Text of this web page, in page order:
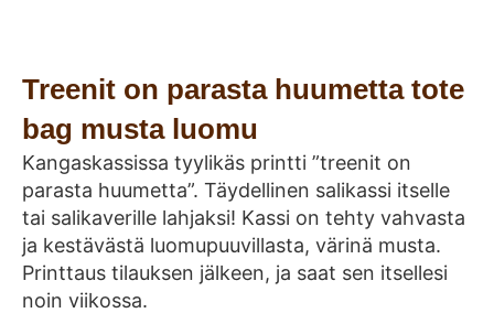
Treenit on parasta huumetta tote
bag musta luomu
Kangaskassissa tyylikäs printti ”treenit on
parasta huumetta”. Täydellinen salikassi itselle
tai salikaverille lahjaksi! Kassi on tehty vahvasta
ja kestävästä luomupuuvillasta, värinä musta.
Printtaus tilauksen jälkeen, ja saat sen itsellesi
noin viikossa.